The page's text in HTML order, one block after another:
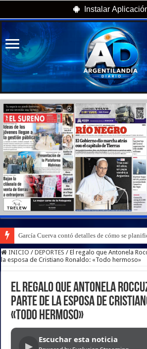
Instalar
García Cuerva contó detalles de cómo se
INICIO / DEPORTES / El regalo que Antonela
la esposa de Cristiano Ronaldo: «Todo hermoso»
El regalo que Antonela
parte de la esposa de
«Todo hermoso»
▶
Escuchar esta noticia